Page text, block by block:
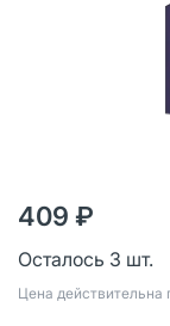
409 ₽
Осталось 3 шт.
Цена